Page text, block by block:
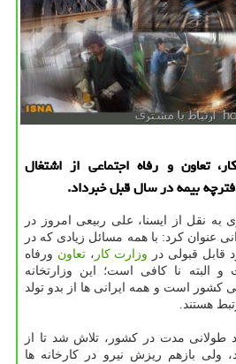
تعاون و رفاه اجتماعی از اشتغال
به نقل از ایسنا، علی ربیعی امروز در
عنوان كرد: با همه مسائل زیادی كه در
قابل قبولی در وزارت كار ،تعاون ورفاه
البته نا كافی است؛ این وزارتخانه
كشور است و همه ایرانی ها از بدو تولد
هستند.
طولانی مدت در كشور، تلاش شد تا از
ولی بازهم ریزش نیرو در كارخانه ها